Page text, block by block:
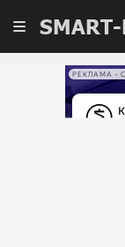
РЕКЛАМА •